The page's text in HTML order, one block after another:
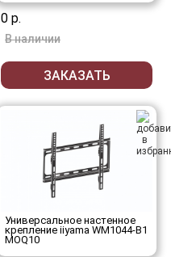
0 р.
В наличии
ЗАКАЗАТЬ
Универсальное настенное
крепление iiyama WM1044-B1
MOQ10